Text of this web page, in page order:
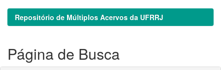
Repositório de Múltiplos Acervos da UFRRJ
Página de Busca